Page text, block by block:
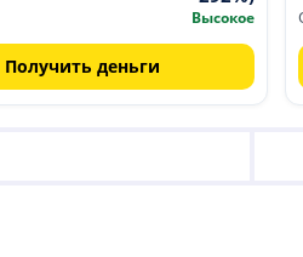
пт с 09:00 до 19:00; сб с 10:00 до 17:00;
с 08:00 до 22:00;
Высокое
Получить деньги